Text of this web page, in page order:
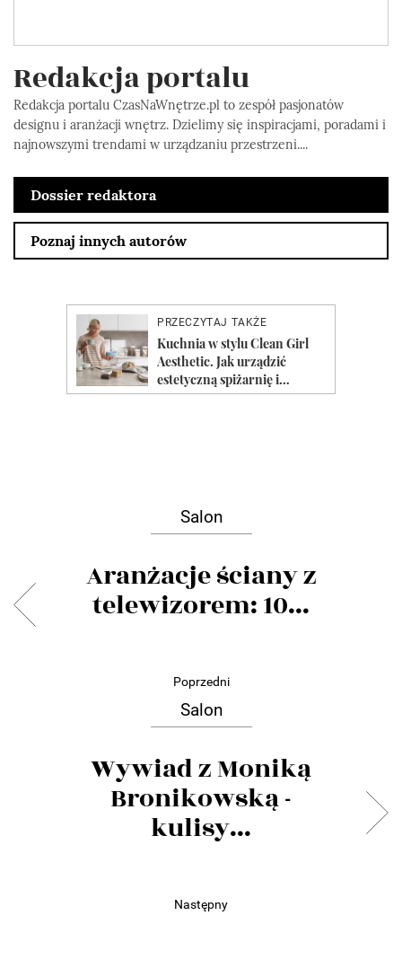
Redakcja portalu
Redakcja portalu CzasNaWnętrze.pl to zespół pasjonatów
designu i aranżacji wnętrz. Dzielimy się inspiracjami, poradami i
najnowszymi trendami w urządzaniu przestrzeni....
Dossier redaktora
Poznaj innych autorów
Salon
Aranżacje ściany z
telewizorem: 10...
Poprzedni
Salon
Wywiad z Moniką
Bronikowską -
kulisy...
Następny